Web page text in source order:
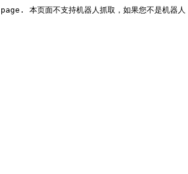
本页面不支持机器人抓取，如果您不是机器人，